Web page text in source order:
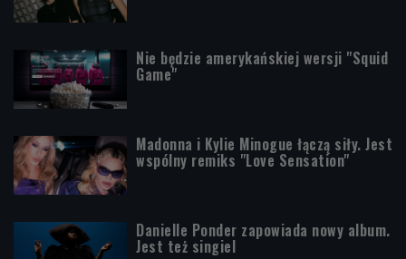
Nie będzie amerykańskiej wersji "Squid
Game"
Madonna i Kylie Minogue łączą siły. Jest
wspólny remiks "Love Sensation"
Danielle Ponder zapowiada nowy album.
Jest też singiel